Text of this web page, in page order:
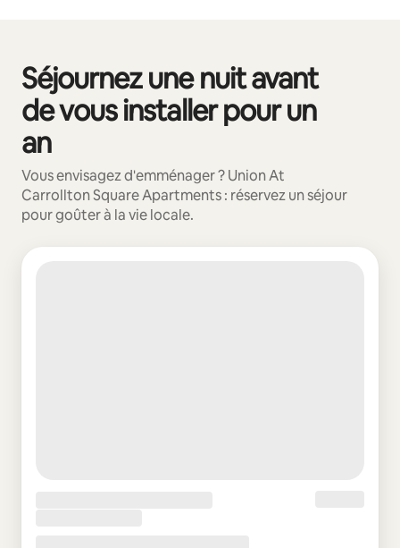
Séjournez une nuit avant
de vous installer pour un
an
Vous envisagez d'emménager ? Union At
Carrollton Square Apartments : réservez un séjour
pour goûter à la vie locale.
0 sur 0 élément visible